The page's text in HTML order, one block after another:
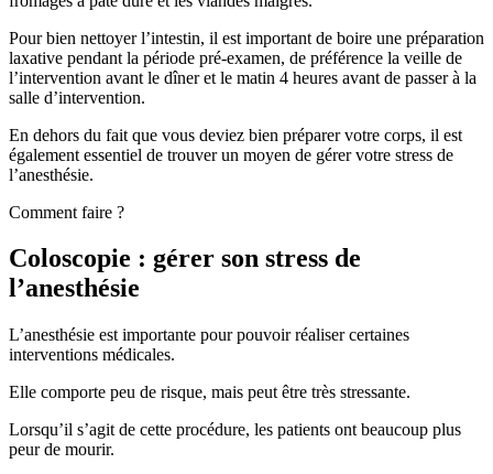
Pour bien nettoyer l’intestin, il est important de boire une préparation
laxative pendant la période pré-examen, de préférence la veille de
l’intervention avant le dîner et le matin 4 heures avant de passer à la
salle d’intervention.
En dehors du fait que vous deviez bien préparer votre corps, il est
également essentiel de trouver un moyen de gérer votre stress de
l’anesthésie.
Comment faire ?
Coloscopie : gérer son stress de
l’anesthésie
L’anesthésie est importante pour pouvoir réaliser certaines
interventions médicales.
Elle comporte peu de risque, mais peut être très stressante.
Lorsqu’il s’agit de cette procédure, les patients ont beaucoup plus
peur de mourir.